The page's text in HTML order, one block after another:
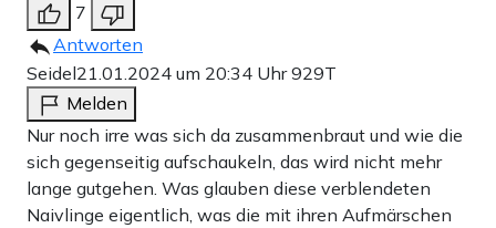
7
Antworten
Seidel21.01.2024 um 20:34 Uhr929T
Melden
Nur noch irre was sich da zusammenbraut und wie die
sich gegenseitig aufschaukeln, das wird nicht mehr
lange gutgehen. Was glauben diese verblendeten
Naivlinge eigentlich, was die mit ihren Aufmärschen